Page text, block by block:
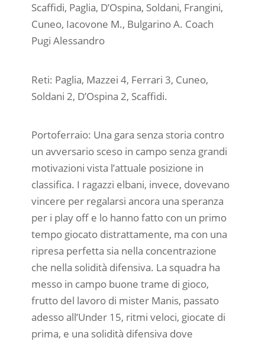
Scaffidi, Paglia, D’Ospina, Soldani, Frangini,
Cuneo, Iacovone M., Bulgarino A. Coach
Pugi Alessandro
Reti: Paglia, Mazzei 4, Ferrari 3, Cuneo,
Soldani 2, D’Ospina 2, Scaffidi.
Portoferraio: Una gara senza storia contro
un avversario sceso in campo senza grandi
motivazioni vista l’attuale posizione in
classifica. I ragazzi elbani, invece, dovevano
vincere per regalarsi ancora una speranza
per i play off e lo hanno fatto con un primo
tempo giocato distrattamente, ma con una
ripresa perfetta sia nella concentrazione
che nella solidità difensiva. La squadra ha
messo in campo buone trame di gioco,
frutto del lavoro di mister Manis, passato
adesso all’Under 15, ritmi veloci, giocate di
prima, e una solidità difensiva dove